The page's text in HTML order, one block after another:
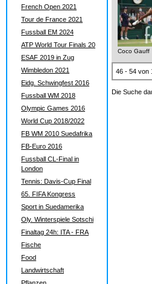
French Open 2021
Tour de France 2021
Fussball EM 2024
ATP World Tour Finals 20
ESAF 2019 in Zug
Wimbledon 2021
Eidg. Schwingfest 2016
Fussball WM 2018
Olympic Games 2016
World Cup 2018/2022
FB WM 2010 Suedafrika
FB-Euro 2016
Fussball CL-Final in
London
Tennis: Davis-Cup Final
65. FIFA Kongress
Sport in Suedamerika
Oly. Winterspiele Sotschi
Finaltag 24h: ITA - FRA
Fische
Food
Landwirtschaft
Coco Gauff
46 - 54 von
Die Suche